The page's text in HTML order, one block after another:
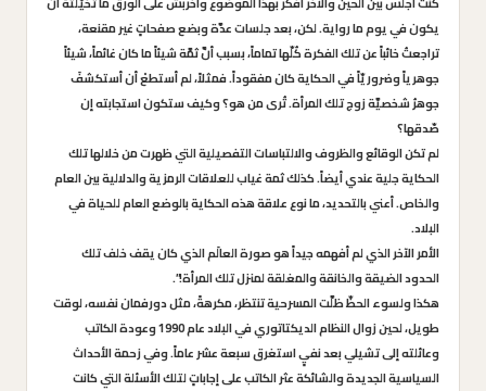
يكون في يوم ما رواية. لكن، بعد جلسات عدَّة وبضع صفحاتٍ غير مقنعة،
تراجعتُ خائباً عن تلك الفكرة كُلّها تماماً، بسبب أنَّ ثمَّة شيئاً ما كان غائماً، شيئاً
جوهرياً وضروريّاً في الحكاية كان مفقوداً. فمثلاً، لم أستطعْ أن أستكشفَ
جوهرُ شخصيَّة زوج تلك المرأة. تُرى من هو؟ وكيف ستكون استجابته إن
صّدقها؟
لم تكن الوقائع والظروف والالتباسات التفصيلية التي ظهرت من خلالها تلك
الحكاية جلية عندي أيضاً. كذلك ثمة غياب للعلاقات الرمزية والدلالية بين العام
والخاص. أعني بالتحديد، ما نوع علاقة هذه الحكاية بالوضع العام للحياة في
البلاد.
الأمر الآخر الذي لم أفهمه جيداً هو صورة العالَم الذي كان يقف خلف تلك
الحدود الضيقة والخانقة والمغلقة لمنزل تلك المرأة!”.
هكذا ولسوء الحظّ ظلَّت المسرحية تنتظر، مكرهةً، مثل دورفمان نفسه، لوقت
طويل، لحين زوال النظام الديكتاتوري في البلاد عام 1990 وعودة الكاتب
وعائلته إلى تشيلي بعد نفيٍ استغرق سبعة عشر عاماً. وفي زحمة الأحداث
السياسية الجديدة والشائكة عثر الكاتب على إجاباتٍ لتلك الأسئلة التي كانت